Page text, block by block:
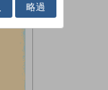
略過